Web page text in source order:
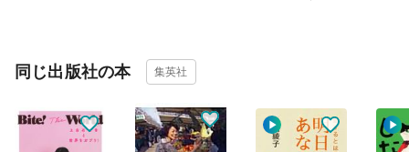
同じ出版社の本 集英社